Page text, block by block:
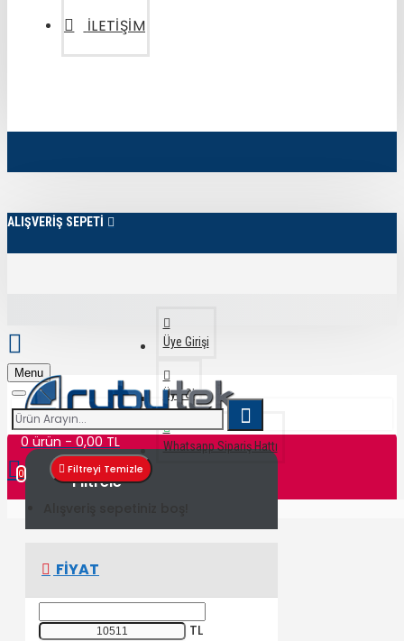
İLETIŞIM
ALIŞVERİŞ SEPETİ
Üye Girişi
Üye Ol
Whatsapp Sipariş Hattı
Menu
0 ürün - 0,00 TL
0 Filtrele
Filtreyi Temizle
FIYAT
TL